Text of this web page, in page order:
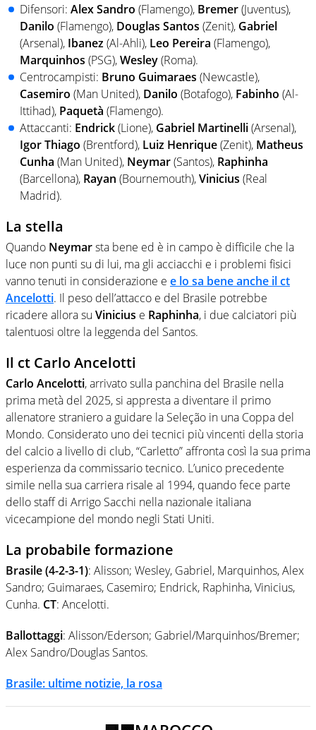
Difensori: AlexSandro (Flamengo), Bremer(Juventus),
Danilo (Flamengo), Douglas Santos (Zenit), Gabriel
(Arsenal), Ibanez(Al-Ahli), Leo Pereira (Flamengo),
Marquinhos (PSG),Wesley(Roma).
Centrocampisti: Bruno Guimaraes (Newcastle),
Casemiro (Man United), Danilo (Botafogo), Fabinho (Al-
Ittihad), Paquetà (Flamengo).
Attaccanti: Endrick(Lione), Gabriel Martinelli(Arsenal),
IgorThiago (Brentford), Luiz Henrique(Zenit), Matheus
Cunha (Man United), Neymar(Santos), Raphinha
(Barcellona), Rayan (Bournemouth),Vinicius (Real
Madrid).
La stella
Quando Neymarsta bene ed è in campo è difficile che la
luce non punti su di lui, ma gli acciacchi e i problemi fisici
vanno tenuti in considerazione e e lo sa bene anche il ct
Ancelotti. Il peso dell’attacco e del Brasile potrebbe
ricadere allora su Vinicius e Raphinha, i due calciatori più
talentuosi oltre la leggenda del Santos.
Il ct Carlo Ancelotti
Carlo Ancelotti, arrivato sulla panchina del Brasile nella
prima metà del 2025, si appresta a diventare il primo
allenatore straniero a guidare la Seleção in una Coppa del
Mondo. Considerato uno dei tecnici più vincenti della storia
del calcio a livello di club, “Carletto” affronta così la sua prima
esperienza da commissario tecnico. L’unico precedente
simile nella sua carriera risale al 1994, quando fece parte
dello staff di Arrigo Sacchi nella nazionale italiana
vicecampione del mondo negli Stati Uniti.
La probabile formazione
Brasile (4-2-3-1): Alisson; Wesley, Gabriel, Marquinhos, Alex
Sandro; Guimaraes, Casemiro; Endrick, Raphinha, Vinicius,
Cunha. CT: Ancelotti.
Ballottaggi: Alisson/Ederson; Gabriel/Marquinhos/Bremer;
Alex Sandro/Douglas Santos.
Brasile: ultime notizie, la rosa